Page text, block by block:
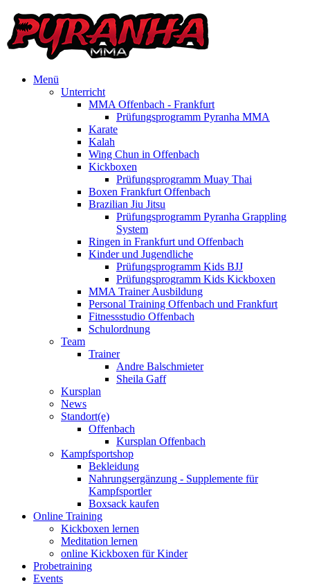
Menü
Unterricht
MMA Offenbach - Frankfurt
Prüfungsprogramm Pyranha MMA
Karate
Kalah
Wing Chun in Offenbach
Kickboxen
Prüfungsprogramm Muay Thai
Boxen Frankfurt Offenbach
Brazilian Jiu Jitsu
Prüfungsprogramm Pyranha Grappling
System
Ringen in Frankfurt und Offenbach
Kinder und Jugendliche
Prüfungsprogramm Kids BJJ
Prüfungsprogramm Kids Kickboxen
MMA Trainer Ausbildung
Personal Training Offenbach und Frankfurt
Fitnessstudio Offenbach
Schulordnung
Team
Trainer
Andre Balschmieter
Sheila Gaff
Kursplan
News
Standort(e)
Offenbach
Kursplan Offenbach
Kampfsportshop
Bekleidung
Nahrungsergänzung - Supplemente für
Kampfsportler
Boxsack kaufen
Online Training
Kickboxen lernen
Meditation lernen
online Kickboxen für Kinder
Probetraining
Events